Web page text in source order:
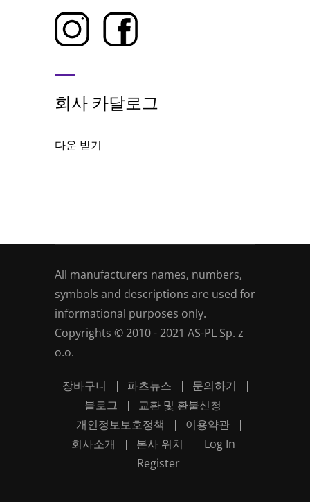
회사 카달로그
다운 받기
All manufacturers names, numbers,
symbols and descriptions are used for
informational purposes only.
Copyrights © 2010 - 2021 AS-PL Sp. z
o.o.
장바구니 파츠뉴스
문의하기
블로그
교환 및 환불신청
개인정보보호정책
이용약관
회사소개
본사 위치
Log In
Register